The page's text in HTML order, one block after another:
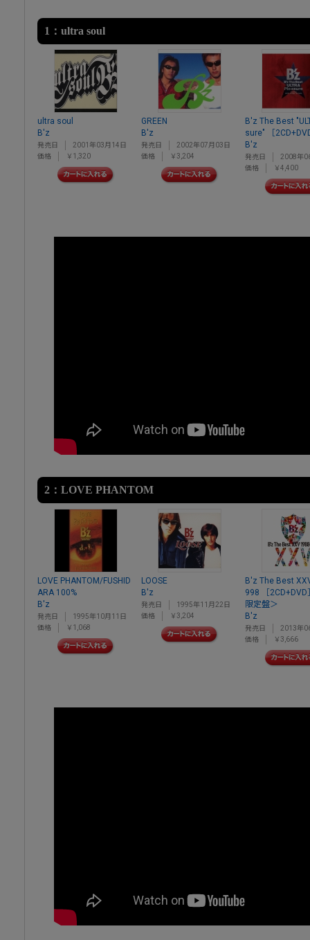
1：ultra soul
ultra soul
B'z
発売日
2001年03月14日
価格
￥1,320
GREEN
B'z
発売日
2002年07月03日
価格
￥3,204
B'z The Best
sure" ［
B'z
発売日
2008年
価格
￥4,400
2：LOVE PHANTOM
LOVE PHANTOM/FUSHID
ARA 100%
B'z
発売日
1995年10月11日
価格
￥1,068
LOOSE
B'z
発売日
1995年11月22日
価格
￥3,204
B'z The Best
998 ［2CD+DVD
限定盤＞
B'z
発売日
2013年
価格
￥3,666